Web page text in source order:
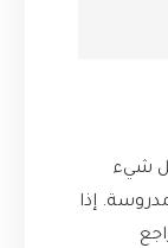
شيء
إذا